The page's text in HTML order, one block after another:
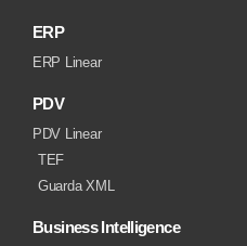
ERP
ERP Linear
PDV
PDV Linear
TEF
Guarda XML
Business Intelligence